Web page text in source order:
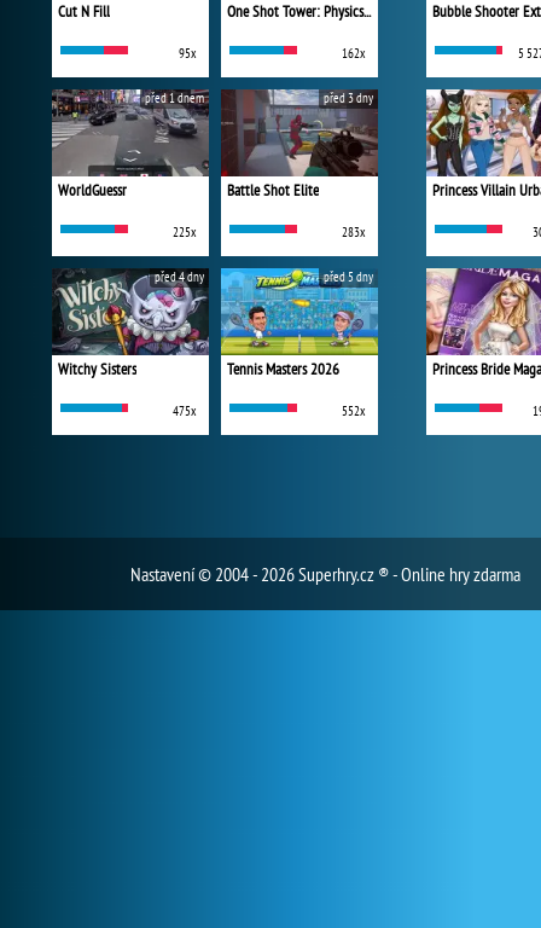
Cut N Fill
95x
One Shot Tower: Physics Destroyer
162x
WorldGuessr
225x
před 1 dnem
Battle Shot Elite
283x
před 3 dny
Witchy Sisters
475x
před 4 dny
Tennis Masters 2026
552x
před 5 dny
Bubble Shooter
5
Princess Bride
Nastavení© 2004 - 2026 Superhry.cz ® - Online hry zdarma